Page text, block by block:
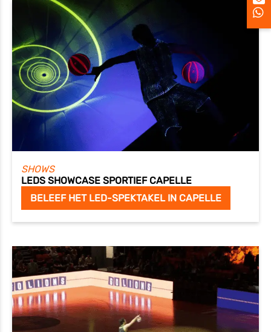
SHOWS
LEDS SHOWCASE SPORTIEF CAPELLE
BELEEF HET LED-SPEKTAKEL IN CAPELLE